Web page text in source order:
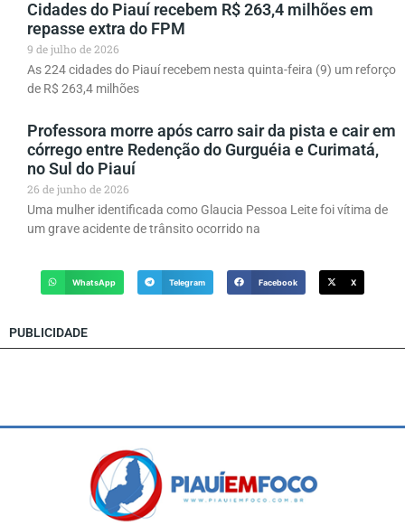
Cidades do Piauí recebem R$ 263,4 milhões em
repasse extra do FPM
9 de julho de 2026
As 224 cidades do Piauí recebem nesta quinta-feira (9) um reforço
de R$ 263,4 milhões
Professora morre após carro sair da pista e cair em
córrego entre Redenção do Gurguéia e Curimatá,
no Sul do Piauí
26 de junho de 2026
Uma mulher identificada como Glaucia Pessoa Leite foi vítima de
um grave acidente de trânsito ocorrido na
WhatsApp Telegram Facebook X
PUBLICIDADE